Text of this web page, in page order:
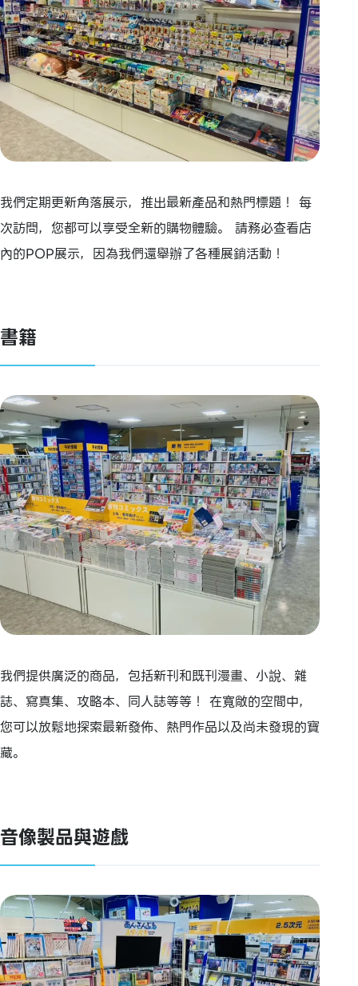
我們定期更新角落展示，推出最新產品和熱門標題！ 每
次訪問，您都可以享受全新的購物體驗。 請務必查看店
內的POP展示，因為我們還舉辦了各種展銷活動！
書籍
我們提供廣泛的商品，包括新刊和既刊漫畫、小說、雜
誌、寫真集、攻略本、同人誌等等！ 在寬敞的空間中，
您可以放鬆地探索最新發佈、熱門作品以及尚未發現的寶
藏。
音像製品與遊戲